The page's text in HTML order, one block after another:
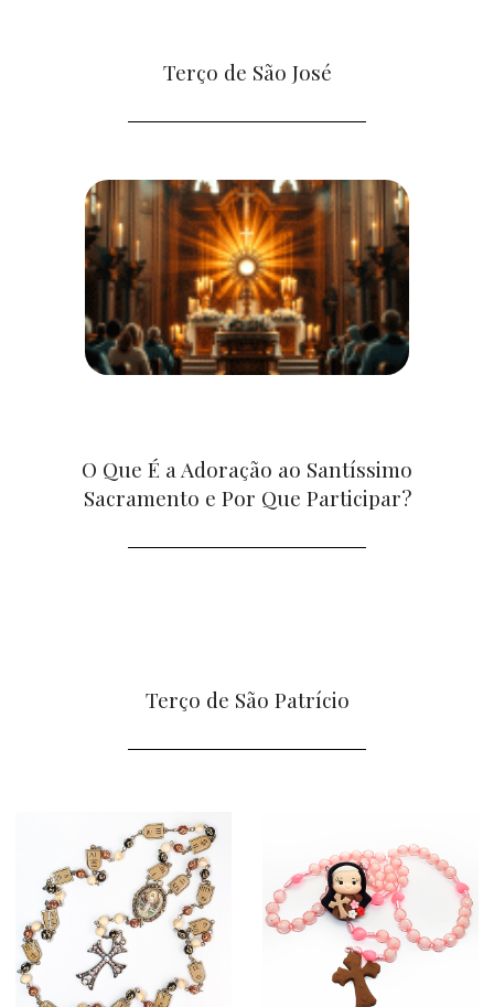
Terço de São José
O Que É a Adoração ao Santíssimo
Sacramento e Por Que Participar?
Terço de São Patrício